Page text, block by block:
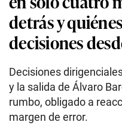
detrás y
decisiones
Decisiones
y la salida de Álvaro
rumbo, obligado a
margen de error.